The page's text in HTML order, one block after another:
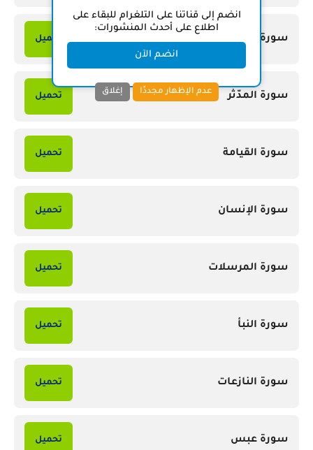
سورة المزّمّل تحميل
سورة المدّثر تحميل
سورة القيامة تحميل
سورة الإنسان تحميل
سورة المرسلات تحميل
سورة النبأ تحميل
سورة النازعات تحميل
سورة عبس تحميل
انضم إلى قناتنا على التلغرام للبقاء على
اطلاع على أحدث المنشورات:
انضم الآن
عدم الإظهار مجددًا إغلاق